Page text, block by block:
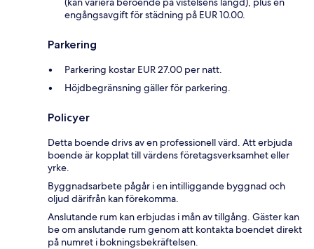
engångsavgift för städning på EUR 10.00.
Parkering
Parkering kostar EUR 27.00 per natt.
Höjdbegränsning gäller för parkering.
Policyer
Detta boende drivs av en professionell värd. Att erbjuda
boende är kopplat till värdens företagsverksamhet eller
yrke.
Byggnadsarbete pågår i en intilliggande byggnad och
oljud därifrån kan förekomma.
Anslutande rum kan erbjudas i mån av tillgång. Gäster kan
be om anslutande rum genom att kontakta boendet direkt
på numret i bokningsbekräftelsen.